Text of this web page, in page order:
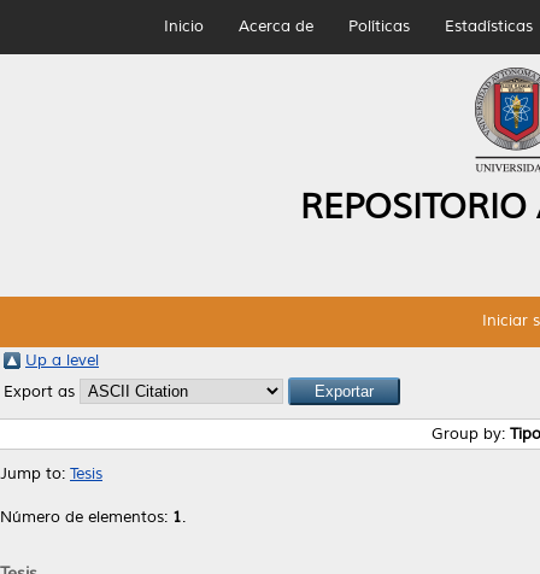
Inicio Acerca de Políticas Estadísticas
Iniciar
Up a level
Export as
Group by:
Jump to: Tesis
Número de elementos: 1.